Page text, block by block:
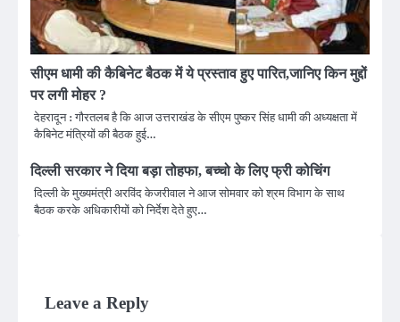
सीएम धामी की कैबिनेट बैठक में ये प्रस्ताव हुए पारित,जानिए किन मुद्दों
पर लगी मोहर ?
देहरादून : गौरतलब है कि आज उत्तराखंड के सीएम पुष्कर सिंह धामी की अध्यक्षता में
कैबिनेट मंत्रियों की बैठक हुई…
दिल्ली सरकार ने दिया बड़ा तोहफा, बच्चो के लिए फ्री कोचिंग
दिल्ली के मुख्यमंत्री अरविंद केजरीवाल ने आज सोमवार को श्रम विभाग के साथ
बैठक करके अधिकारीयों को निर्देश देते हुए…
Leave a Reply